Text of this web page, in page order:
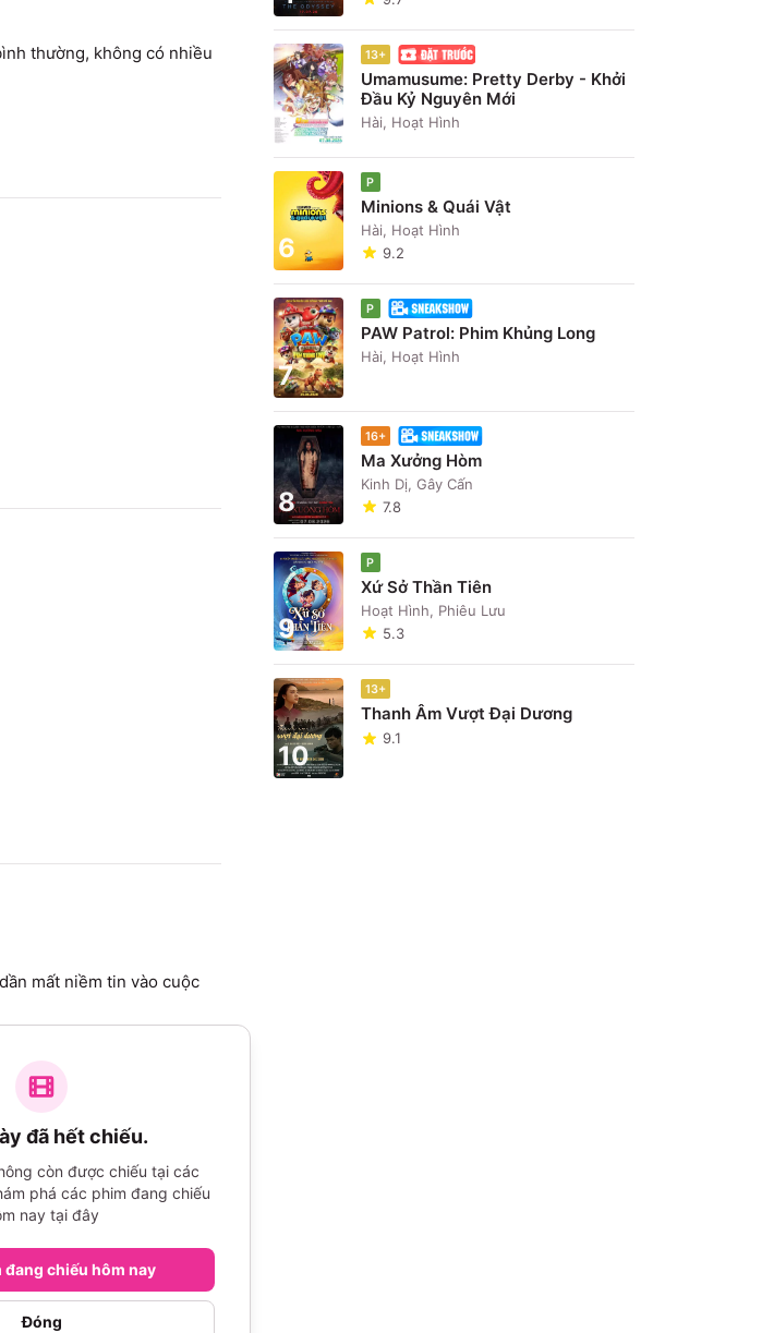
thường, không có nhiều
mất niềm tin vào cuộc
dựng phim cũng khá ổn.
5
13+
Umamusume: Pretty Derby - Khởi
Đầu Kỷ Nguyên Mới
Hài, Hoạt Hình
6
P
Minions & Quái Vật
Hài, Hoạt Hình
9.2
7
P
PAW Patrol: Phim Khủng Long
Hài, Hoạt Hình
8
16+
Ma Xưởng Hòm
Kinh Dị, Gây Cấn
7.8
9
P
Xứ Sở Thần Tiên
Hoạt Hình, Phiêu Lưu
5.3
10
13+
Thanh Âm Vượt Đại Dương
9.1
đã hết chiếu.
còn được chiếu tại các
phá các phim đang chiếu
nay tại đây
đang chiếu hôm nay
Đóng